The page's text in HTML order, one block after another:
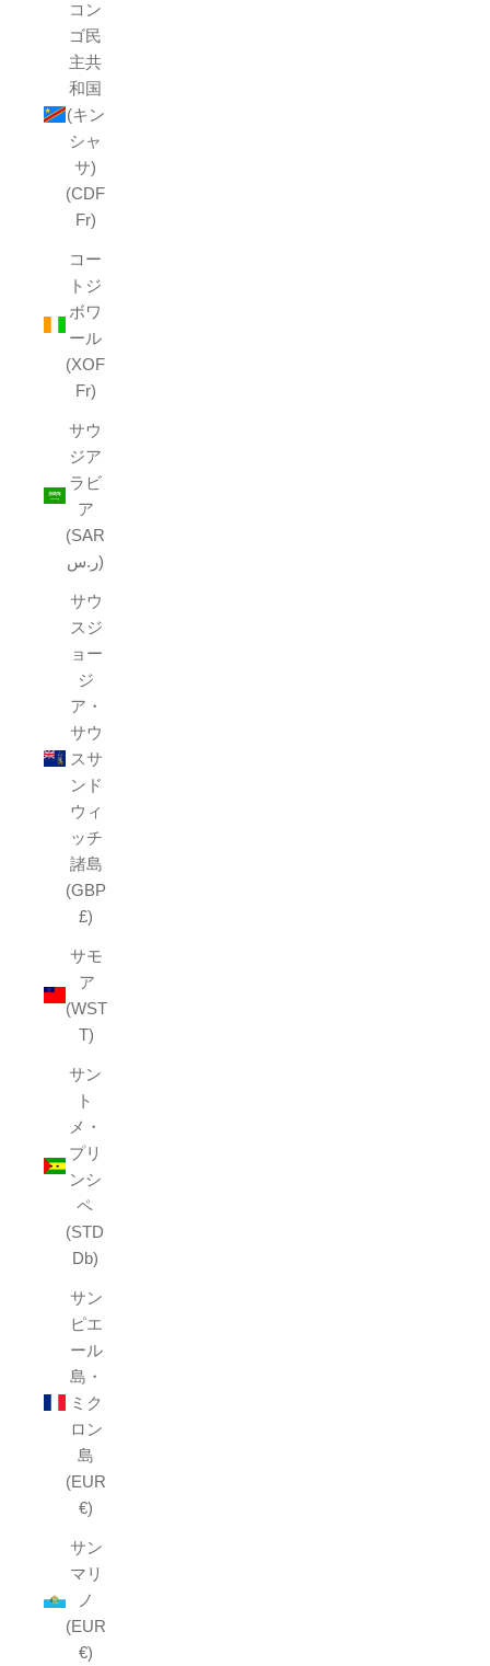
コン
ゴ民
主共
和国
(キン
シャ
サ)
(CDF
Fr)
コー
トジ
ボワ
ール
(XOF
Fr)
サウ
ジア
ラビ
ア
(SAR
ر.س)
サウ
スジ
ョー
ジ
ア・
サウ
スサ
ンド
ウィ
ッチ
諸島
(GBP
£)
サモ
ア
(WST
T)
サン
ト
メ・
プリ
ンシ
ペ
(STD
Db)
サン
ピエ
ール
島・
ミク
ロン
島
(EUR
€)
サン
マリ
ノ
(EUR
€)